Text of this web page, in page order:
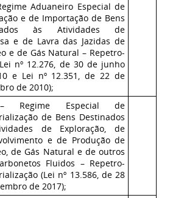
Aduaneiro Especial de
e de Importação de Bens
às Atividades de
e de Lavra das Jazidas de
e de Gás Natural – Repetro-
nº 12.276, de 30 de junho
e Lei nº 12.351, de 22 de
de 2010);
Regime Especial de
de Bens Destinados
de Exploração, de
e de Produção de
de Gás Natural e de outros
Fluidos – Repetro-
(Lei nº 13.586, de 28
de 2017);